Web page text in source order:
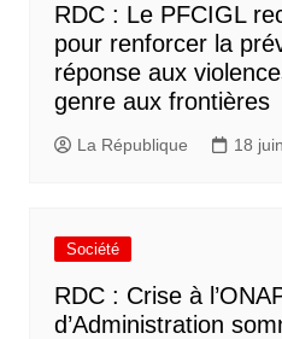
RDC : Le PFCIGL
pour renforcer la
réponse aux
genre aux frontières
La République 18
Société
RDC : Crise à
d’Administration